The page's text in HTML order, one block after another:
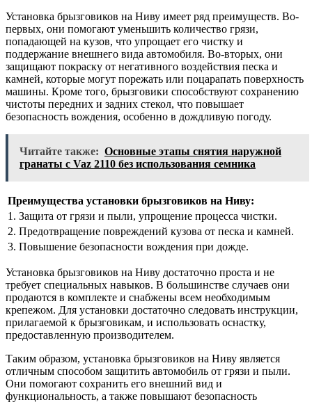
Установка брызговиков на Ниву имеет ряд преимуществ. Во-
первых, они помогают уменьшить количество грязи,
попадающей на кузов, что упрощает его чистку и
поддержание внешнего вида автомобиля. Во-вторых, они
защищают покраску от негативного воздействия песка и
камней, которые могут порежать или поцарапать поверхность
машины. Кроме того, брызговики способствуют сохранению
чистоты передних и задних стекол, что повышает
безопасность вождения, особенно в дождливую погоду.
Читайте также: Основные этапы снятия наружной
гранаты с Vaz 2110 без использования семника
Преимущества установки брызговиков на Ниву:
1. Защита от грязи и пыли, упрощение процесса чистки.
2. Предотвращение повреждений кузова от песка и камней.
3. Повышение безопасности вождения при дожде.
Установка брызговиков на Ниву достаточно проста и не
требует специальных навыков. В большинстве случаев они
продаются в комплекте и снабжены всем необходимым
крепежом. Для установки достаточно следовать инструкции,
прилагаемой к брызговикам, и использовать оснастку,
предоставленную производителем.
Таким образом, установка брызговиков на Ниву является
отличным способом защитить автомобиль от грязи и пыли.
Они помогают сохранить его внешний вид и
функциональность, а также повышают безопасность